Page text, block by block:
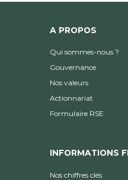
A PROPOS
Qui sommes-nous ?
Gouvernance
Nos valeurs
Actionnariat
Formulaire RSE
INFORMATIONS
Nos chiffres clés